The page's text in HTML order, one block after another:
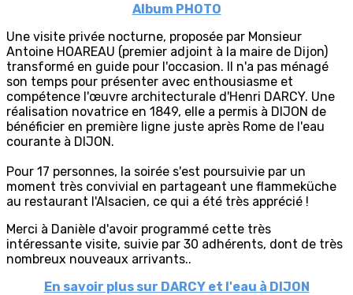
Album PHOTO
Une visite privée nocturne, proposée par Monsieur
Antoine HOAREAU (premier adjoint à la maire de Dijon)
transformé en guide pour l'occasion. Il n'a pas ménagé
son temps pour présenter avec enthousiasme et
compétence l'œuvre architecturale d'Henri DARCY. Une
réalisation novatrice en 1849, elle a permis à DIJON de
bénéficier en première ligne juste après Rome de l'eau
courante à DIJON.
Pour 17 personnes, la soirée s'est poursuivie par un
moment très convivial en partageant une flammeküche
au restaurant l'Alsacien, ce qui a été très apprécié !
Merci à Danièle d'avoir programmé cette très
intéressante visite, suivie par 30 adhérents, dont de très
nombreux nouveaux arrivants..
En savoir plus sur DARCY et l'eau à DIJON